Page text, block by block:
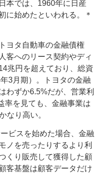
本では、1960年に日産
に始めたといわれる。＊
タ自動車の金融債権
客へのリース契約やディ
兆円を超えており、総資
3月期）。トヨタの金融
わずか6.5%だが、営業利
率を見ても、金融事業は
なり高い。
スを始めた場合、金融
ノを売ったりするより利
くり販売して獲得した顧
客基盤は顧客データだけ